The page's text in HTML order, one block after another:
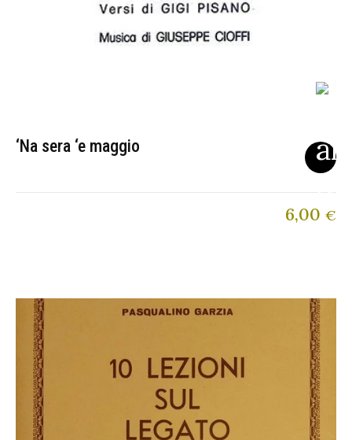
‘Na sera ‘e maggio
6,00 €